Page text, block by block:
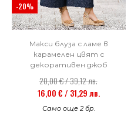
-20%
Макси блуза с ламе в
карамелен цвят с
декоративен джоб
20,00 € / 39,12 лв.
16,00 € / 31,29 лв.
Само още 2 бр.